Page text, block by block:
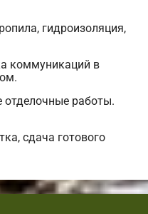
гидроизоляция,
коммуникаций в
отделочные работы.
сдача готового